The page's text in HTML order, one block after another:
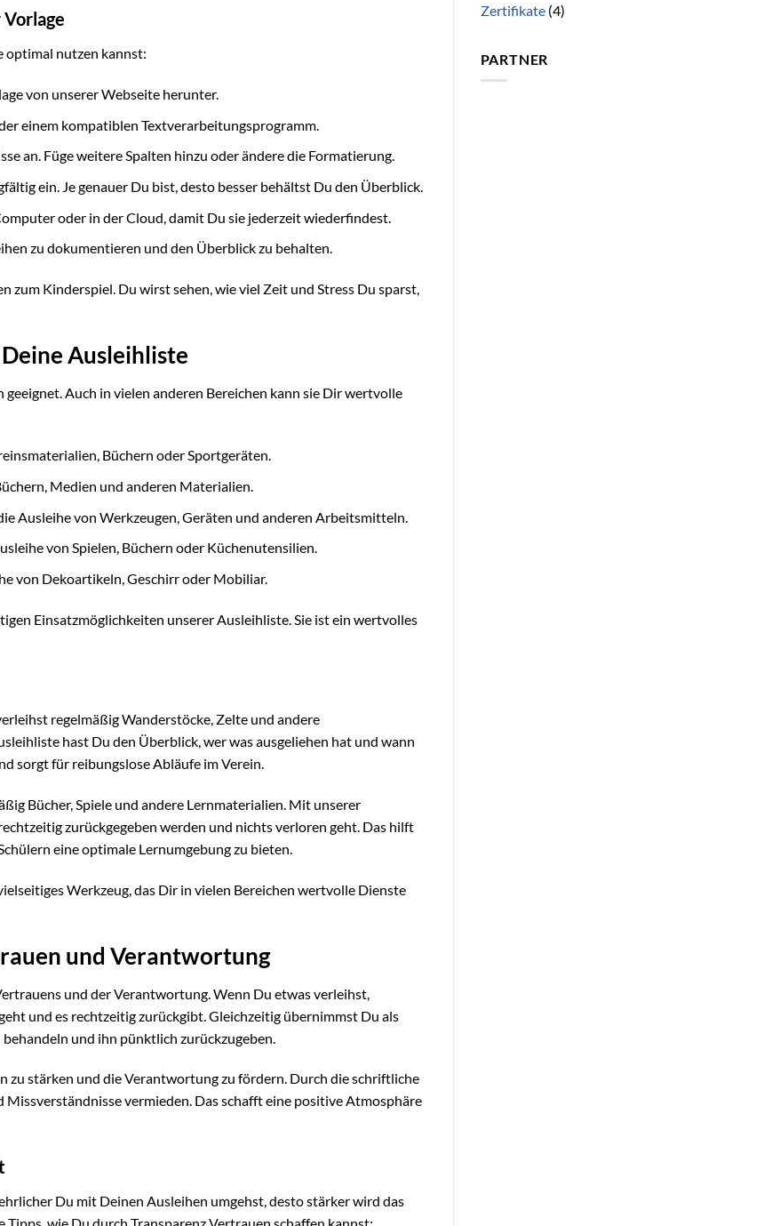
optimal nutzen kannst:
von unserer Webseite herunter.
einem kompatiblen Textverarbeitungsprogramm.
an. Füge weitere Spalten hinzu oder ändere die Formatierung.
ein. Je genauer Du bist, desto besser behältst Du den Überblick.
oder in der Cloud, damit Du sie jederzeit wiederfindest.
zu dokumentieren und den Überblick zu behalten.
Kinderspiel. Du wirst sehen, wie viel Zeit und Stress Du sparst,
Ausleihliste
Auch in vielen anderen Bereichen kann sie Dir wertvolle
Büchern oder Sportgeräten.
Medien und anderen Materialien.
Ausleihe von Werkzeugen, Geräten und anderen Arbeitsmitteln.
von Spielen, Büchern oder Küchenutensilien.
von Dekoartikeln, Geschirr oder Mobiliar.
Einsatzmöglichkeiten unserer Ausleihliste. Sie ist ein wertvolles
regelmäßig Wanderstöcke, Zelte und andere
hast Du den Überblick, wer was ausgeliehen hat und wann
sorgt für reibungslose Abläufe im Verein.
Bücher, Spiele und andere Lernmaterialien. Mit unserer
zurückgegeben werden und nichts verloren geht. Das hilft
eine optimale Lernumgebung zu bieten.
Werkzeug, das Dir in vielen Bereichen wertvolle Dienste
und Verantwortung
und der Verantwortung. Wenn Du etwas verleihst,
und es rechtzeitig zurückgibt. Gleichzeitig übernimmst Du als
und ihn pünktlich zurückzugeben.
zu stärken und die Verantwortung zu fördern. Durch die schriftliche
vermieden. Das schafft eine positive Atmosphäre
Du mit Deinen Ausleihen umgehst, desto stärker wird das
Zertifikate(4)
PARTNER